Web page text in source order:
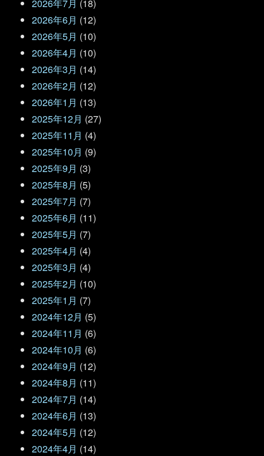
2026年7月 (18)
2026年6月 (12)
2026年5月 (10)
2026年4月 (10)
2026年3月 (14)
2026年2月 (12)
2026年1月 (13)
2025年12月 (27)
2025年11月 (4)
2025年10月 (9)
2025年9月 (3)
2025年8月 (5)
2025年7月 (7)
2025年6月 (11)
2025年5月 (7)
2025年4月 (4)
2025年3月 (4)
2025年2月 (10)
2025年1月 (7)
2024年12月 (5)
2024年11月 (6)
2024年10月 (6)
2024年9月 (12)
2024年8月 (11)
2024年7月 (14)
2024年6月 (13)
2024年5月 (12)
2024年4月 (14)